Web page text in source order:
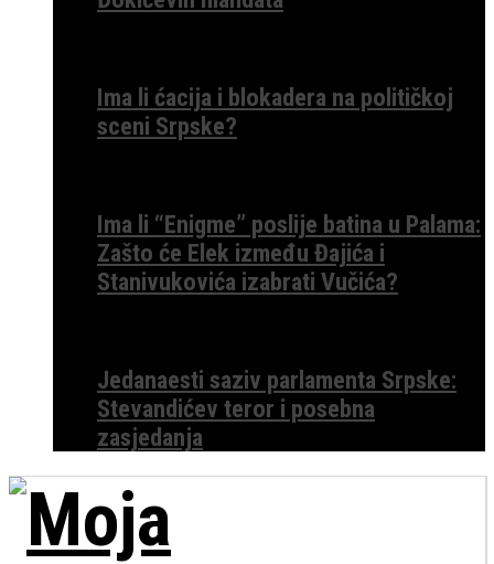
Ima li ćacija i blokadera na političkoj
sceni Srpske?
Ima li “Enigme” poslije batina u Palama:
Zašto će Elek između Đajića i
Stanivukovića izabrati Vučića?
Jedanaesti saziv parlamenta Srpske:
Stevandićev teror i posebna
zasjedanja